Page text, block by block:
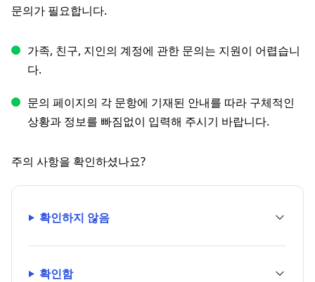
문의가 필요합니다.
가족, 친구, 지인의 계정에 관한 문의는 지원이 어렵습니
다.
문의 페이지의 각 문항에 기재된 안내를 따라 구체적인
상황과 정보를 빠짐없이 입력해 주시기 바랍니다.
주의 사항을 확인하셨나요?
확인하지 않음
확인함